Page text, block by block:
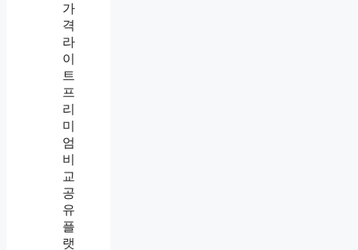
가
격
라
이
트
프
리
미
엄
비
교
공
유
플
랫